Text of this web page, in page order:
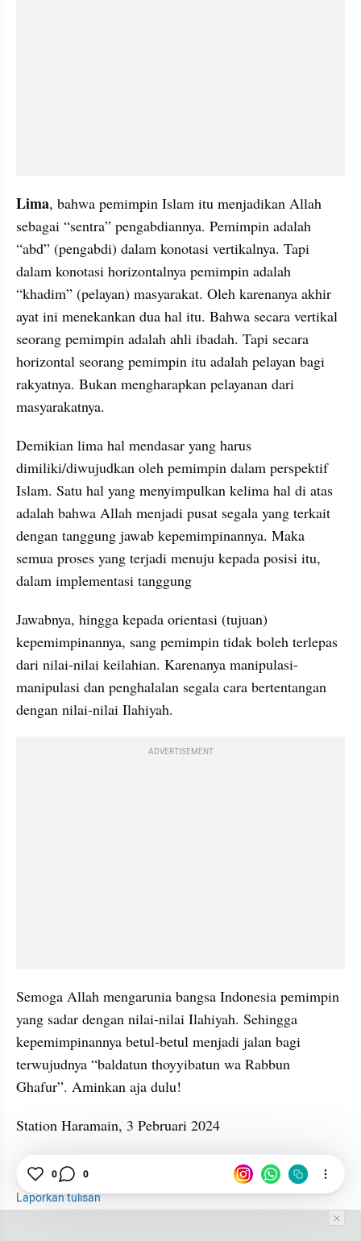
Lima, bahwa pemimpin Islam itu menjadikan Allah
sebagai “sentra” pengabdiannya. Pemimpin adalah
“abd” (pengabdi) dalam konotasi vertikalnya. Tapi
dalam konotasi horizontalnya pemimpin adalah
“khadim” (pelayan) masyarakat. Oleh karenanya akhir
ayat ini menekankan dua hal itu. Bahwa secara vertikal
seorang pemimpin adalah ahli ibadah. Tapi secara
horizontal seorang pemimpin itu adalah pelayan bagi
rakyatnya. Bukan mengharapkan pelayanan dari
masyarakatnya.
Demikian lima hal mendasar yang harus
dimiliki/diwujudkan oleh pemimpin dalam perspektif
Islam. Satu hal yang menyimpulkan kelima hal di atas
adalah bahwa Allah menjadi pusat segala yang terkait
dengan tanggung jawab kepemimpinannya. Maka
semua proses yang terjadi menuju kepada posisi itu,
dalam implementasi tanggung
Jawabnya, hingga kepada orientasi (tujuan)
kepemimpinannya, sang pemimpin tidak boleh terlepas
dari nilai-nilai keilahian. Karenanya manipulasi-
manipulasi dan penghalalan segala cara bertentangan
dengan nilai-nilai Ilahiyah.
ADVERTISEMENT
Semoga Allah mengarunia bangsa Indonesia pemimpin
yang sadar dengan nilai-nilai Ilahiyah. Sehingga
kepemimpinannya betul-betul menjadi jalan bagi
terwujudnya “baldatun thoyyibatun wa Rabbun
Ghafur”. Aminkan aja dulu!
Station Haramain, 3 Pebruari 2024
Islam Salat
Laporkan tulisan
0 0